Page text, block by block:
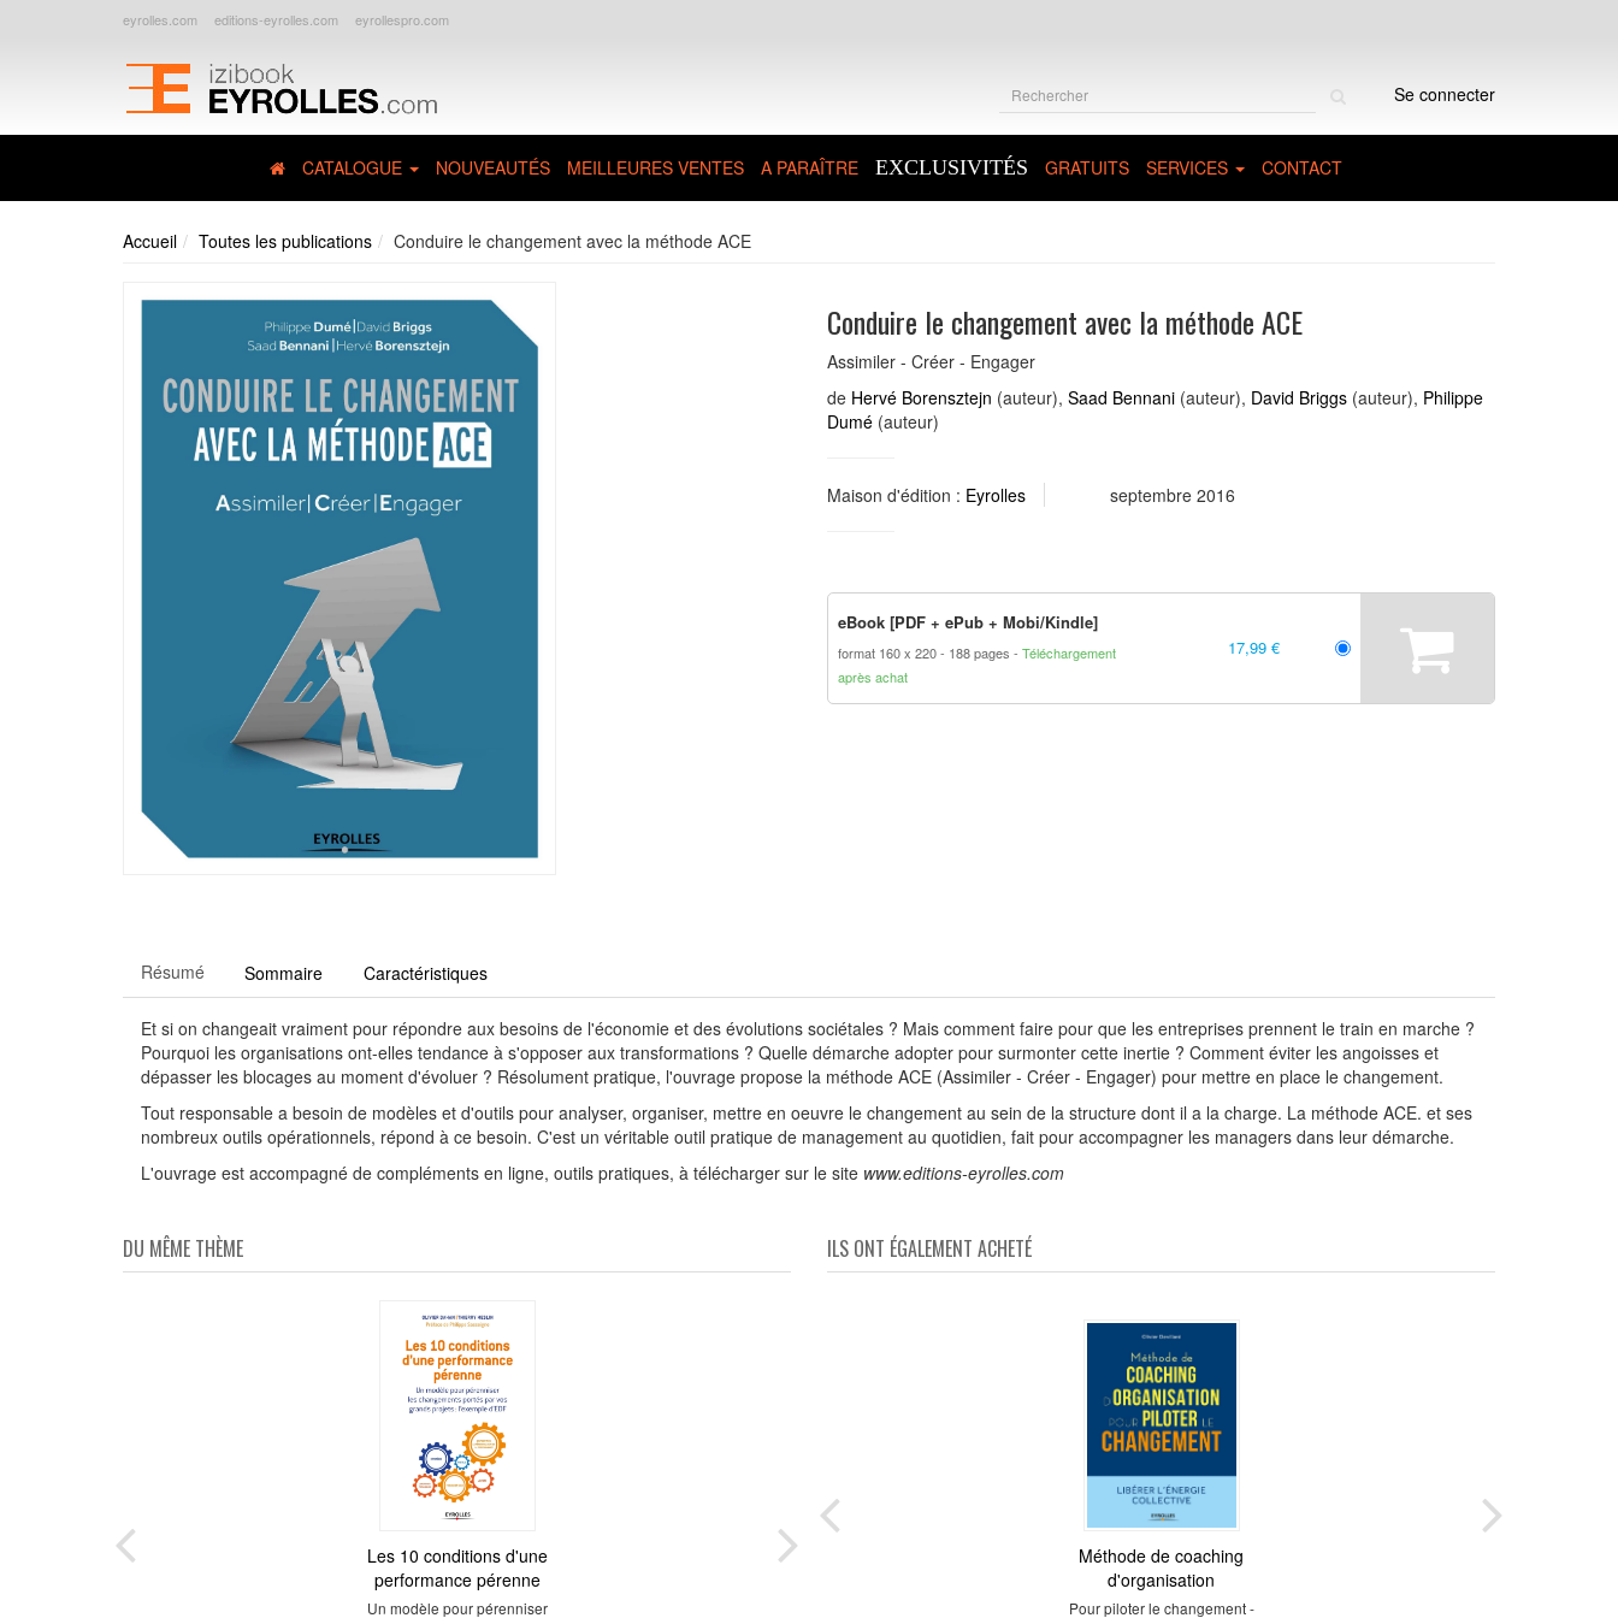
eyrolles.com editions-eyrolles.com eyrollespro.com
Se connecter
CATALOGUE NOUVEAUTÉS MEILLEURES VENTES A PARAÎTRE EXCLUSIVITÉS GRATUITS SERVICES CONTACT
Accueil Toutes les publications Conduire le changement avec la méthode ACE
Conduire le changement avec la méthode ACE
Assimiler - Créer - Engager
de Hervé Borensztejn (auteur), Saad Bennani (auteur), David Briggs (auteur), Philippe
Dumé (auteur)
Maison d'édition : Eyrolles septembre 2016
eBook [PDF + ePub + Mobi/Kindle]
format 160 x 220 188 pages
Téléchargement
après achat
17,99 €
Résumé Sommaire Caractéristiques
Et si on changeait vraiment pour répondre aux besoins de l'économie et des évolutions sociétales ? Mais comment faire pour que les entreprises prennent le train en marche ?
Pourquoi les organisations ont-elles tendance à s'opposer aux transformations ? Quelle démarche adopter pour surmonter cette inertie ? Comment éviter les angoisses et
dépasser les blocages au moment d'évoluer ? Résolument pratique, l'ouvrage propose la méthode ACE (Assimiler - Créer - Engager) pour mettre en place le changement.
Tout responsable a besoin de modèles et d'outils pour analyser, organiser, mettre en oeuvre le changement au sein de la structure dont il a la charge. La méthode ACE. et ses
nombreux outils opérationnels, répond à ce besoin. C'est un véritable outil pratique de management au quotidien, fait pour accompagner les managers dans leur démarche.
L'ouvrage est accompagné de compléments en ligne, outils pratiques, à télécharger sur le site www.editions-eyrolles.com
DU MÊME THÈME
Les 10 conditions d'une
performance pérenne
Un modèle pour pérenniser
Réussir un grand projet
de transformation
20 bonnes pratiques pour
ILS ONT ÉGALEMENT ACHETÉ
Développer une équipe
performante
Piloter son équipe avec le
Méthode de coaching
d'organisation
Pour piloter le changement -